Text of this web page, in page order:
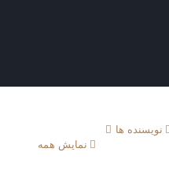
نویسنده ها
نمایش همه